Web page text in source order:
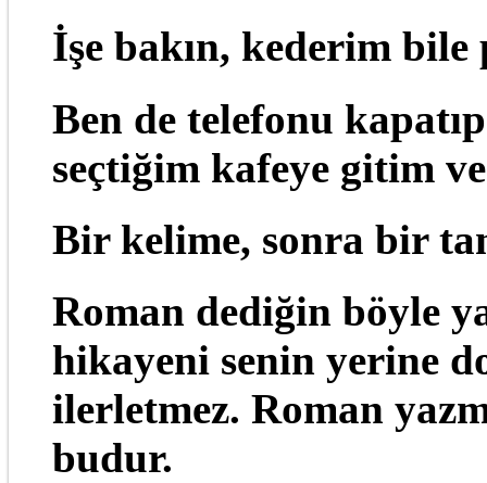
İşe bakın, kederim
Ben de telefonu
seçtiğim kafeye gitim
Bir kelime, sonra bir
Roman dediğin böyle
hikayeni senin yerine
ilerletmez. Roman
budur.